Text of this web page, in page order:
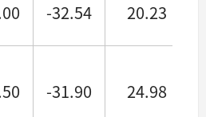
-32.54 20.23
-31.90 24.98